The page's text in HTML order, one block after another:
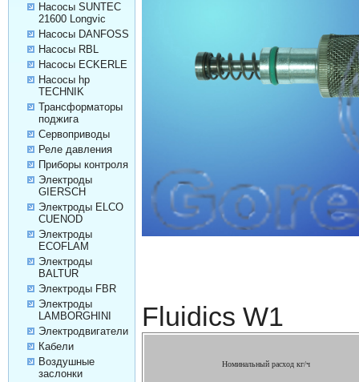
Насосы SUNTEC
21600 Longvic
Насосы DANFOSS
Насосы RBL
Насосы ECKERLE
Насосы hp
TECHNIK
Трансформаторы
поджига
Сервоприводы
Реле давления
Приборы контроля
Электроды
GIERSCH
Электроды ELCO
CUENOD
Электроды
ECOFLAM
Электроды
BALTUR
Электроды FBR
Электроды
LAMBORGHINI
Электродвигатели
Кабели
Воздушные
заслонки
Fluidics W1
Номинальный расход кг/ч